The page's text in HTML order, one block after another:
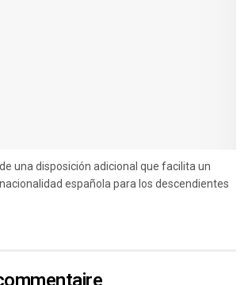
de una disposición adicional que facilita un
española para los descendientes